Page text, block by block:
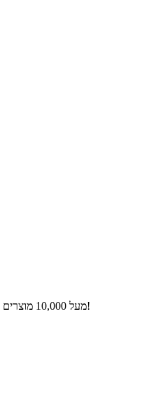
מעל 10,000 מוצרים ומאכלים במאגר עם ערכים תזונתיים!